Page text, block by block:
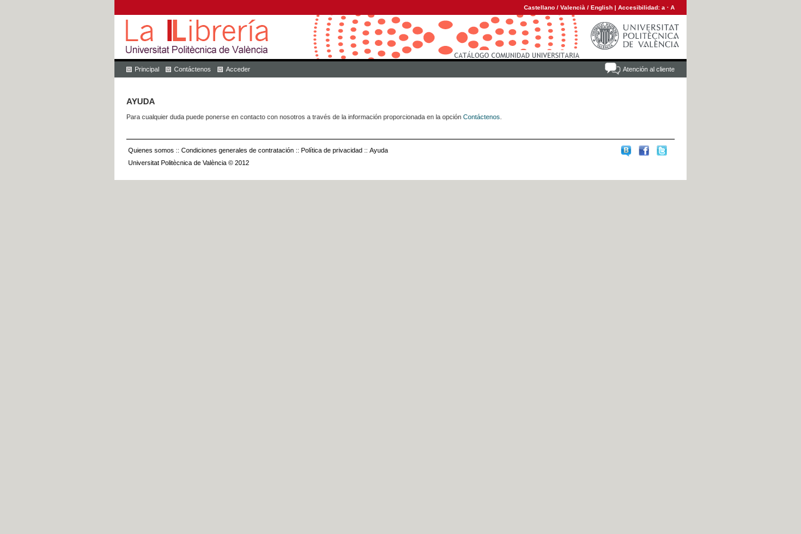
Castellano / Valencià / English | Accesibilidad: a · A
Atención al cliente
Principal Contáctenos Acceder
AYUDA
Para cualquier duda puede ponerse en contacto con nosotros a través de la información proporcionada en la opción Contáctenos
Quienes somos :: Condiciones generales de contratación :: Política de privacidad :: Ayuda
Universitat Politècnica de València © 2012